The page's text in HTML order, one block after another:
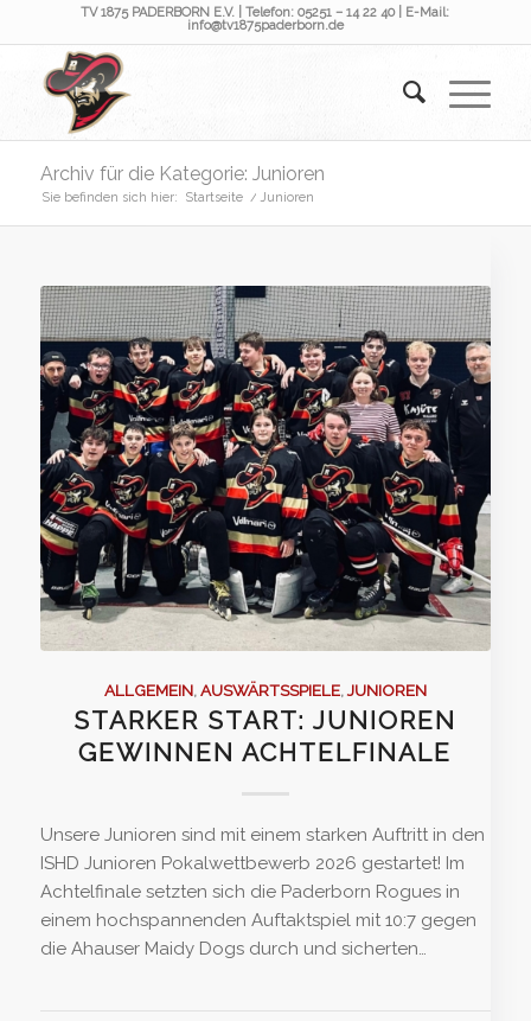
TV 1875 PADERBORN E.V. | Telefon: 05251 – 14 22 40 | E-Mail:
info@tv1875paderborn.de
Archiv für die Kategorie: Junioren
Sie befinden sich hier: Startseite / Junioren
ALLGEMEIN, AUSWÄRTSSPIELE, JUNIOREN
STARKER START: JUNIOREN
GEWINNEN ACHTELFINALE
Unsere Junioren sind mit einem starken Auftritt in den
ISHD Junioren Pokalwettbewerb 2026 gestartet! Im
Achtelfinale setzten sich die Paderborn Rogues in
einem hochspannenden Auftaktspiel mit 10:7 gegen
die Ahauser Maidy Dogs durch und sicherten…